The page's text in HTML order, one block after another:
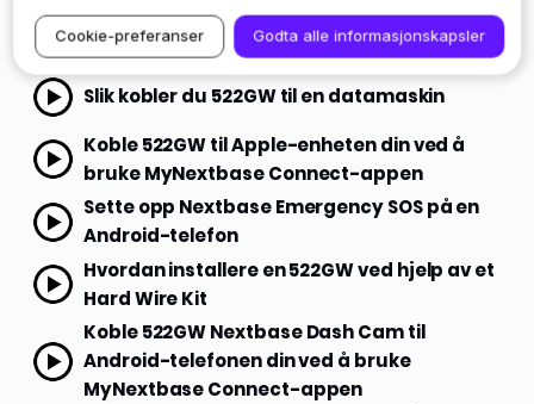
Hvordan installere en 522GW ved hjelp av en
sigarettennerkabel
Slik kobler du 522GW til en datamaskin
Koble 522GW til Apple-enheten din ved å
bruke MyNextbase Connect-appen
Sette opp Nextbase Emergency SOS på en
Android-telefon
Hvordan installere en 522GW ved hjelp av et
Hard Wire Kit
Koble 522GW Nextbase Dash Cam til
Android-telefonen din ved å bruke
MyNextbase Connect-appen
Cookie-preferanser Godta alle informasjonskapsler